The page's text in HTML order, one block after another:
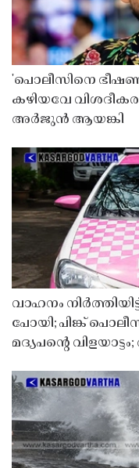
'പൊലീസിനെ
കഴിയവേ
അർജുൻ ആയങ്കി
വാഹനം
പോയി; പിങ്ക്
മദ്യപൻ്റെ